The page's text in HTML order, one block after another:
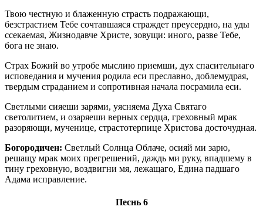
Твою честную и блаженную страсть подражающи,
безстрастием Тебе сочтавшаяся страждет преусердно, на уды
ссекаемая, Жизнодавче Христе, зовущи: иного, разве Тебе,
бога не знаю.
Страх Божий во утробе мыслию приемши, дух спасительнаго
исповедания и мучения родила еси преславно, доблемудрая,
твердым страданием и сопротивная начала посрамила еси.
Светлыми сияеши зарями, уясняема Духа Святаго
светолитием, и озаряеши верных сердца, греховный мрак
разоряющи, мученице, страстотерпице Христова досточудная.
Богородичен: Светлый Солнца Облаче, осияй ми зарю,
решащу мрак моих прегрешений, даждь ми руку, впадшему в
тину греховную, воздвигни мя, лежащаго, Едина падшаго
Адама исправление.
Песнь 6